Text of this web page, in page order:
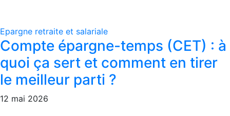
Epargne retraite et salariale
Compte épargne-temps (CET) : à
quoi ça sert et comment en tirer
le meilleur parti ?
12 mai 2026